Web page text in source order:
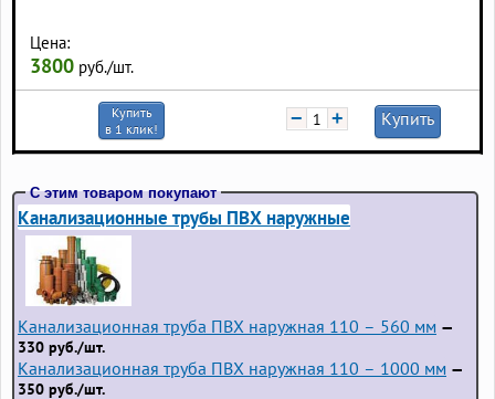
Цена:
3800 руб./шт.
Купить
в 1 клик!
− + Купить
С этим товаром покупают
Канализационные трубы ПВХ наружные
Канализационная труба ПВХ наружная 110 – 560 мм —
330 руб./шт.
Канализационная труба ПВХ наружная 110 – 1000 мм —
350 руб./шт.